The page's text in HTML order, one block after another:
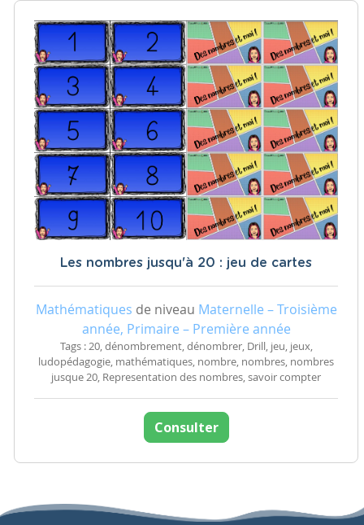
Les nombres jusqu'à 20 : jeu de cartes
Mathématiques de niveau Maternelle – Troisième
année, Primaire – Première année
Tags : 20, dénombrement, dénombrer, Drill, jeu, jeux,
ludopédagogie, mathématiques, nombre, nombres, nombres
jusque 20, Representation des nombres, savoir compter
Consulter